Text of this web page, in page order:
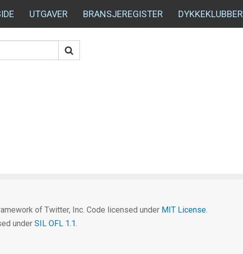
UTGAVER BRANSJEREGISTER DYKKEKLUBBER
of Twitter, Inc. Code licensed under MIT License.
under SIL OFL 1.1.